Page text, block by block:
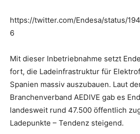
https://twitter.com/Endesa/status/
6
Mit dieser Inbetriebnahme setzt
fort, die Ladeinfrastruktur für
Spanien massiv auszubauen. Laut
Branchenverband AEDIVE gab es
landesweit rund 47.500 öffentlich
Ladepunkte – Tendenz steigend.